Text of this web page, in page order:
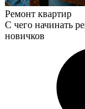
Ремонт квартир
С чего начинать
новичков